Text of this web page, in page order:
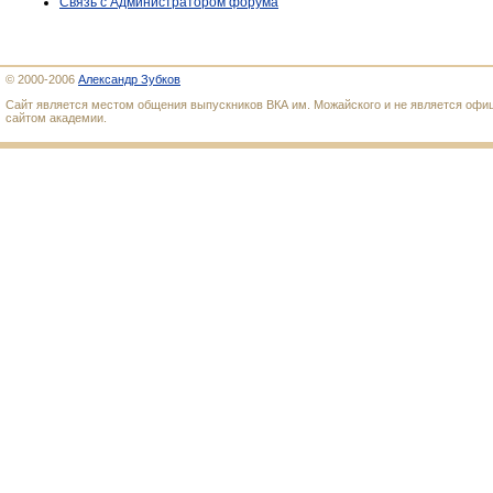
© 2000-2006 Александр Зубков
Сайт является местом общения выпускников ВКА им. Можайского и не является
сайтом академии.